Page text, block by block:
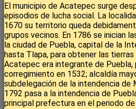
El municipio de Acatepec surge
episodios de lucha social. La
1670 su territorio queda
grupos vecinos. En 1786 se inician
la ciudad de Puebla, capital de la
hasta Tlapa, para obtener las
Acatepec era integrante de Puebla,
corregimiento en 1532; alcaldía
subdelegación de la intendencia de
1792 pasa a la intendencia de
principal prefectura en el periodo